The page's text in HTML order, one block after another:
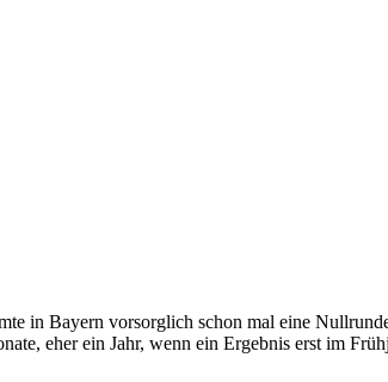
in Bayern vorsorglich schon mal eine
eher ein Jahr, wenn ein Ergebnis erst im